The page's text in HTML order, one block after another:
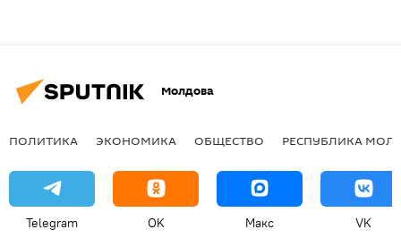
Молдова
ПОЛИТИКА ЭКОНОМИКА ОБЩЕСТВО РЕСПУБЛИКА
Telegram OK Макс VK